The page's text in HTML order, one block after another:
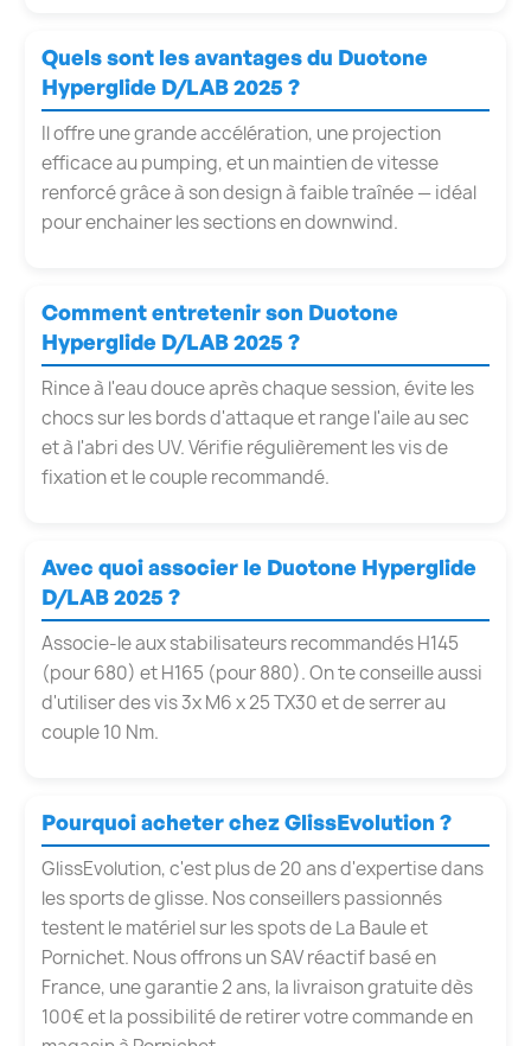
Quels sont les avantages du Duotone
Hyperglide D/LAB 2025 ?
Il offre une grande accélération, une projection
efficace au pumping, et un maintien de vitesse
renforcé grâce à son design à faible traînée — idéal
pour enchainer les sections en downwind.
Comment entretenir son Duotone
Hyperglide D/LAB 2025 ?
Rince à l'eau douce après chaque session, évite les
chocs sur les bords d'attaque et range l'aile au sec
et à l'abri des UV. Vérifie régulièrement les vis de
fixation et le couple recommandé.
Avec quoi associer le Duotone Hyperglide
D/LAB 2025 ?
Associe-le aux stabilisateurs recommandés H145
(pour 680) et H165 (pour 880). On te conseille aussi
d'utiliser des vis 3x M6 x 25 TX30 et de serrer au
couple 10 Nm.
Pourquoi acheter chez GlissEvolution ?
GlissEvolution, c'est plus de 20 ans d'expertise dans
les sports de glisse. Nos conseillers passionnés
testent le matériel sur les spots de La Baule et
Pornichet. Nous offrons un SAV réactif basé en
France, une garantie 2 ans, la livraison gratuite dès
100€ et la possibilité de retirer votre commande en